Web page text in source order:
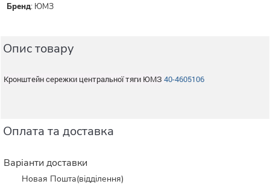
Бренд: ЮМЗ
Опис товару
Кронштейн сережки центральної тяги ЮМЗ 40-4605106
Оплата та доставка
Варіанти доставки
Новая Пошта(відділення)